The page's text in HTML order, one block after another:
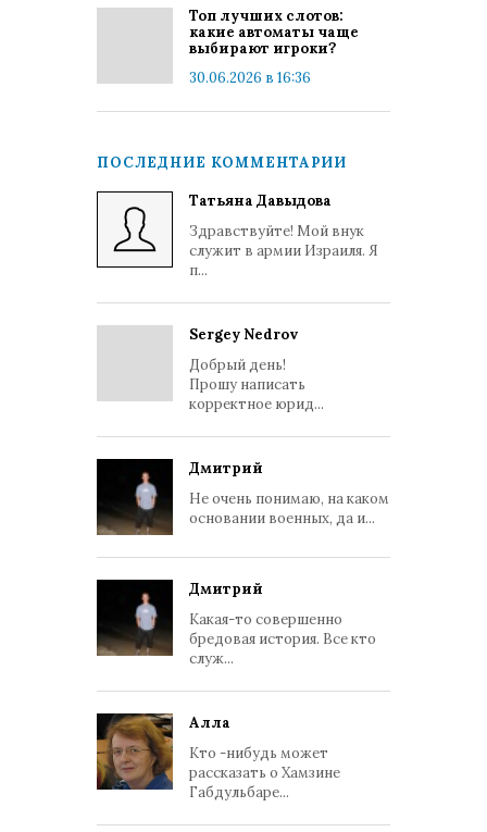
Топ лучших слотов:
какие автоматы чаще
выбирают игроки?
30.06.2026 в 16:36
ПОСЛЕДНИЕ КОММЕНТАРИИ
Татьяна Давыдова
Здравствуйте! Мой внук
служит в армии Израиля. Я
п...
Sergey Nedrov
Добрый день!
Прошу написать
корректное юрид...
Дмитрий
Не очень понимаю, на каком
основании военных, да и...
Дмитрий
Какая-то совершенно
бредовая история. Все кто
служ...
Алла
Кто -нибудь может
рассказать о Хамзине
Габдульбаре...